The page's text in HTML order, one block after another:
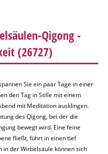
Qigong -
(26727)
Sie ein paar Tage in einer
den Tag in Stille mit einem
mit Meditation ausklingen.
des Qigong, bei der die
bewegt wird. Eine feine
fließt, führt in einen tief
in der Wirbelsäule können sich